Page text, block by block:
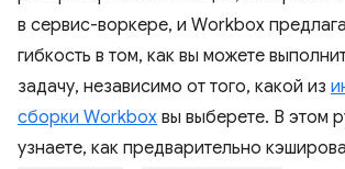
в сервис-воркере, и Workbox
гибкость в том, как вы можете
задачу, независимо от того, какой из
сборки Workbox вы выберете. В этом
узнаете, как предварительно